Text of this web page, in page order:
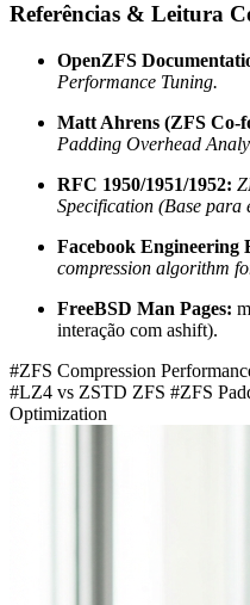
Referências & Leitura
OpenZFS
Performance Tuning.
Matt Ahrens (ZFS Co-
Padding Overhead
RFC 1950/1951/1952:
Specification (Base para
Facebook Engineering
compression algorithm
FreeBSD Man Pages:
interação com ashift).
#ZFS Compression
#LZ4 vs ZSTD ZFS #ZFS
Optimization